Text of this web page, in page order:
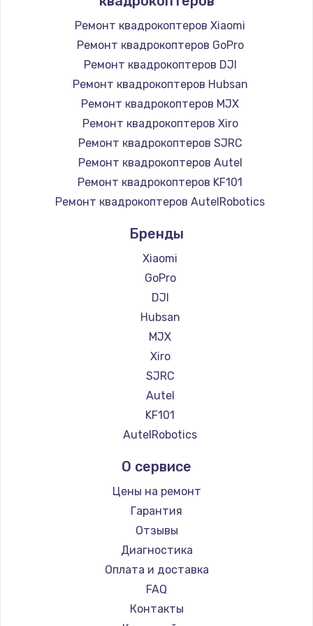
Ремонт квадрокоптеров Xiaomi
Ремонт квадрокоптеров GoPro
Ремонт квадрокоптеров DJI
Ремонт квадрокоптеров Hubsan
Ремонт квадрокоптеров MJX
Ремонт квадрокоптеров Xiro
Ремонт квадрокоптеров SJRC
Ремонт квадрокоптеров Autel
Ремонт квадрокоптеров KF101
Ремонт квадрокоптеров AutelRobotics
Бренды
Xiaomi
GoPro
DJI
Hubsan
MJX
Xiro
SJRC
Autel
KF101
AutelRobotics
О сервисе
Цены на ремонт
Гарантия
Отзывы
Диагностика
Оплата и доставка
FAQ
Контакты